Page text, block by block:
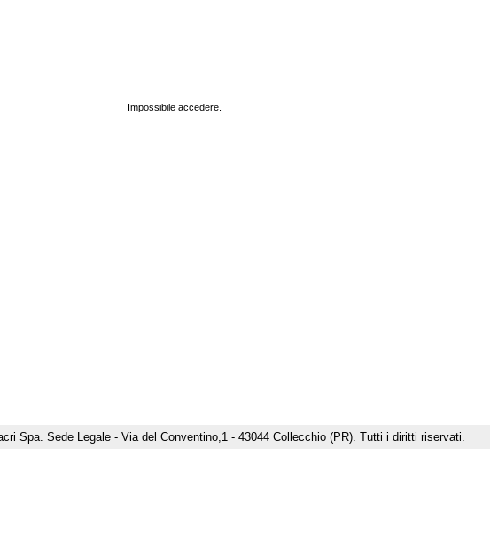
Impossibile accedere.
Spa. Sede Legale - Via del Conventino,1 - 43044 Collecchio (PR). Tutti i diritti riservati.